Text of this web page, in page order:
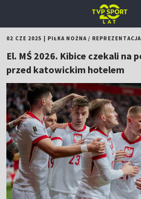
02 CZE 2025 PIŁKA NOŻNA/ REPREZENTACJA
El. MŚ 2026. Kibice czekali na
przed katowickim hotelem